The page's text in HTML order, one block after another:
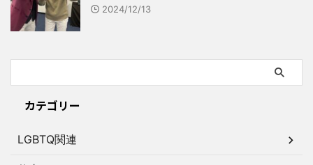
2024/12/13
カテゴリー
LGBTQ関連